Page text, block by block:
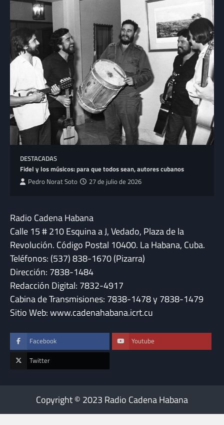
DESTACADAS
Fidel y los músicos: para que todos sean, autores cubanos
Pedro Norat Soto 27 de julio de 2026
Radio Cadena Habana
Calle 15 # 210 Esquina a J, Vedado, Plaza de la
Revolución. Código Postal 10400. La Habana, Cuba.
Teléfonos: (537) 838-1670 (Pizarra)
Dirección: 7838-1484
Redacción Digital: 7832-4917
Cabina de Transmisiones: 7838-1478 y 7838-1479
Sitio Web: www.cadenahabana.icrt.cu
Facebook Youtube
Twitter